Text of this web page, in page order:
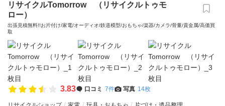
リサイクルTomorrow （リサイクルトゥモ
ロー）
出張見積無料!!お片付け/家電/オーディオ/鉄道模型/おもちゃ/楽器/カメラ/骨董/貴金属/高価買
取
3.83 口コミ 7件 写真 14枚